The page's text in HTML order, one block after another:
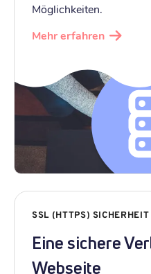
Möglichkeiten.
Mehr erfahren
SSL (HTTPS) SICHERHEIT
Eine sichere
Webseite